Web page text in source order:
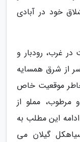
خود در آبادی
در غرب، رودبار و
از شرق همسایه
موقعیت خاص
مرطوب، مملو از
این مطلب به
گیلان می